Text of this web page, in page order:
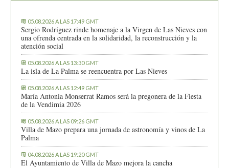
05.08.2026 A LAS 17:49 GMT
Sergio Rodríguez rinde homenaje a la Virgen de Las Nieves con
una ofrenda centrada en la solidaridad, la reconstrucción y la
atención social
05.08.2026 A LAS 13:30 GMT
La isla de La Palma se reencuentra por Las Nieves
05.08.2026 A LAS 12:49 GMT
María Antonia Monserrat Ramos será la pregonera de la Fiesta
de la Vendimia 2026
05.08.2026 A LAS 09:26 GMT
Villa de Mazo prepara una jornada de astronomía y vinos de La
Palma
04.08.2026 A LAS 19:20 GMT
El Ayuntamiento de Villa de Mazo mejora la cancha